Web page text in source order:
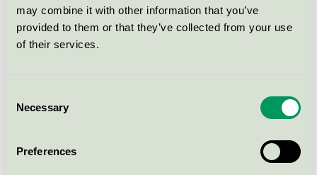
may combine it with other information that you’ve
provided to them or that they’ve collected from your use
of their services.
Selection
Necessary
Preferences
Och det är ju precis det som Svanen handlar om – att
vara ett konkret verktyg för en mer hållbar livsstil. Med
vardagen. Bara titta efter Svanen när du ska köpa en
vara eller tjänst.
Och angående produktgruppen fonder, så är det